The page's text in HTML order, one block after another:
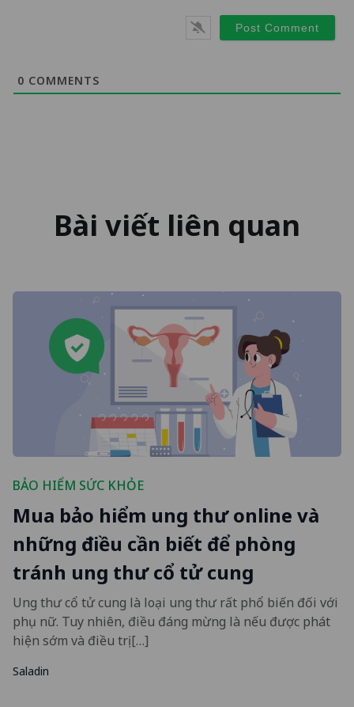
0 COMMENTS
Bài viết liên quan
BẢO HIỂM SỨC KHỎE
Mua bảo hiểm ung thư online và
những điều cần biết để phòng
tránh ung thư cổ tử cung
Ung thư cổ tử cung là loại ung thư rất phổ biến đối với
phụ nữ. Tuy nhiên, điều đáng mừng là nếu được phát
hiện sớm và điều trị […]
Saladin